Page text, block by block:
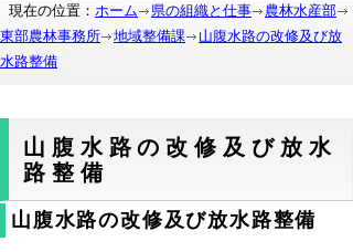
現在の位置： ホーム 県の組織と仕事
農林水産部
東部農林事務所
地域整備課
山腹水路の改修及び放
水路整備
山腹水路の改修及び放水
路整備
山腹水路の改修及び放水路整備